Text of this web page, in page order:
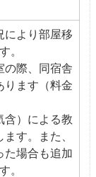
より部屋移
。
際、同宿舎
ります（料金
）による教
す。また、
た場合も追加
。